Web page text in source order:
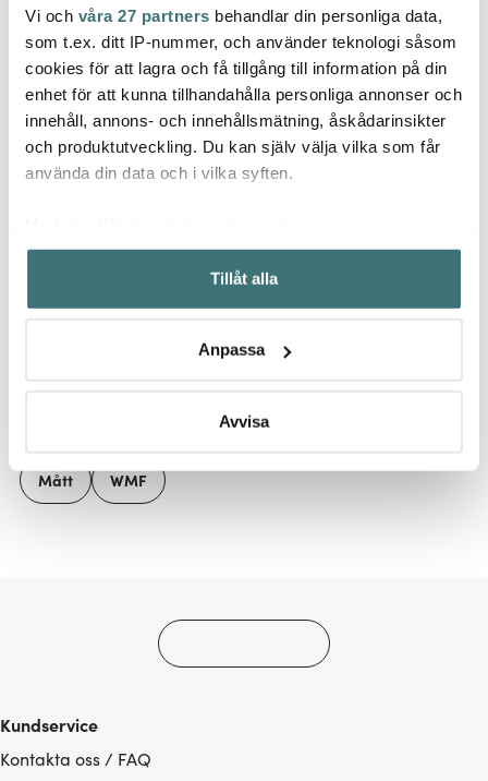
Vi och våra 27 partners behandlar din personliga data,
som t.ex. ditt IP-nummer, och använder teknologi såsom
cookies för att lagra och få tillgång till information på din
enhet för att kunna tillhandahålla personliga annonser och
innehåll, annons- och innehållsmätning, åskådarinsikter
och produktutveckling. Du kan själv välja vilka som får
använda din data och i vilka syften.
Samla in information om din geografiska plats som
kan ha en noggrannhet på upp till flera meter
Identifiera din enhet genom att aktivt skanna den för
Ta reda på mer om hur dina personliga uppgifter
Du kan ändra eller dra tillbaka ditt samtycke när som
Vi använder cookies för att innehållet och annonserna
Tillåt alla
Anpassa
Avvisa
Rörstrand
Swedish Grace Skål 60
cl Ros
275 kr
I lager
Rörstrand
Swedish Grace Skål 30
cl Is
195 kr
I lager
cl Snö
195
Låt dig inspireras av våra kunder
Mått WMF
Kundservice
Kontakta oss / FAQ